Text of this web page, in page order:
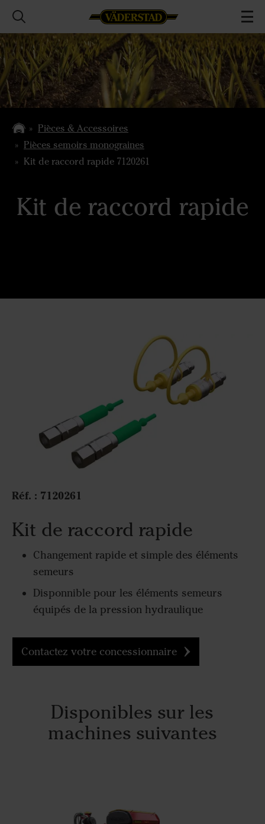
Pièces & Accessoires
Pièces semoirs monograines
Kit de raccord rapide 7120261
Kit de raccord rapide
Réf. : 7120261
Kit de raccord rapide
Changement rapide et simple des éléments
semeurs
Disponnible pour les éléments semeurs
équipés de la pression hydraulique
Contactez votre concessionnaire
Disponibles sur les
machines suivantes